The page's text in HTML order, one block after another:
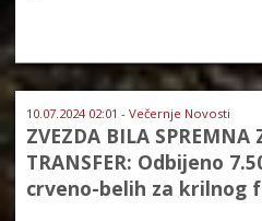
10.07.2024 02:01 - Večernje Novosti
ZVEZDA BILA SPREMNA
TRANSFER: Odbijeno
crveno-belih za krilnog